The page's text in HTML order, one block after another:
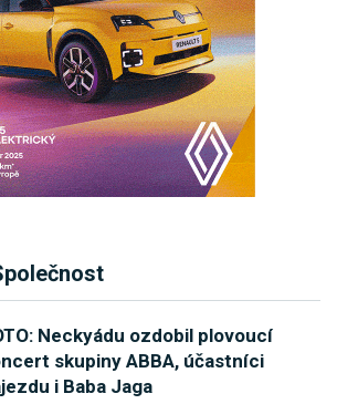
Neckyádu ozdobil plovoucí
skupiny ABBA, účastníci
i Baba Jaga